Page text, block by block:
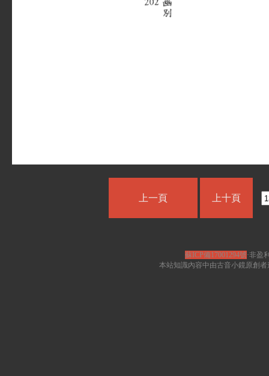
上一頁 上十頁
蘇ICP備17001294號·非盈
本站知識內容中由古音小鏡原創